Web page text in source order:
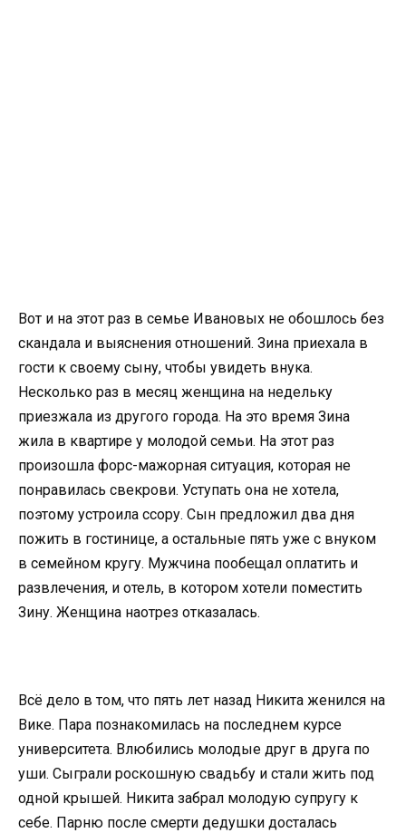
Вот и на этот раз в семье Ивановых не обошлось без
скандала и выяснения отношений. Зина приехала в
гости к своему сыну, чтобы увидеть внука.
Несколько раз в месяц женщина на недельку
приезжала из другого города. На это время Зина
жила в квартире у молодой семьи. На этот раз
произошла форс-мажорная ситуация, которая не
понравилась свекрови. Уступать она не хотела,
поэтому устроила ссору. Сын предложил два дня
пожить в гостинице, а остальные пять уже с внуком
в семейном кругу. Мужчина пообещал оплатить и
развлечения, и отель, в котором хотели поместить
Зину. Женщина наотрез отказалась.
Всё дело в том, что пять лет назад Никита женился на
Вике. Пара познакомилась на последнем курсе
университета. Влюбились молодые друг в друга по
уши. Сыграли роскошную свадьбу и стали жить под
одной крышей. Никита забрал молодую супругу к
себе. Парню после смерти дедушки досталась